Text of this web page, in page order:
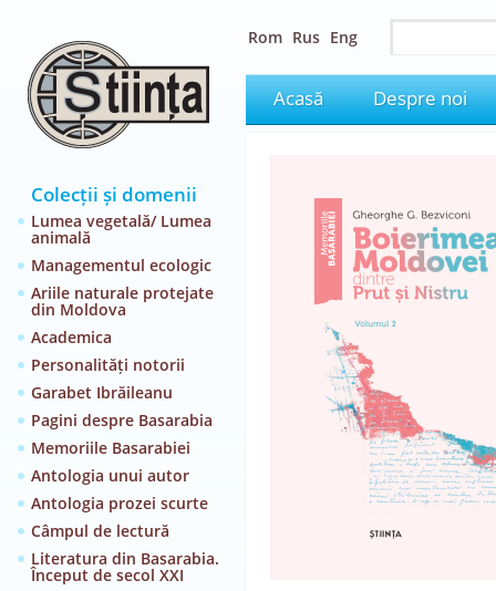
Colecții și domenii
Lumea vegetală/ Lumea
animală
Managementul ecologic
Ariile naturale protejate
din Moldova
Academica
Personalități notorii
Garabet Ibrăileanu
Pagini despre Basarabia
Memoriile Basarabiei
Antologia unui autor
Antologia prozei scurte
Câmpul de lectură
Literatura din Basarabia.
Început de secol XXI
Rom Rus Eng
Acasă Despre noi